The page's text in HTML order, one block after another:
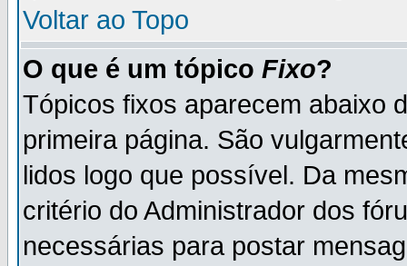
Voltar ao Topo
O que é um tópico Fixo?
Tópicos fixos aparecem abaixo
primeira página. São
lidos logo que possível. Da
critério do Administrador dos
necessárias para postar